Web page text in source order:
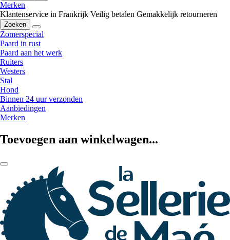
Merken
Klantenservice in Frankrijk Veilig betalen Gemakkelijk retourneren
Zoeken
Zomerspecial
Paard in rust
Paard aan het werk
Ruiters
Westers
Stal
Hond
Binnen 24 uur verzonden
Aanbiedingen
Merken
Toevoegen aan winkelwagen...